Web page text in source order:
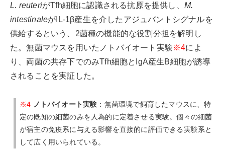
L. reuteriがTfh細胞に認識される抗原を提供し、 M.
intestinaleがIL-1β産生を介したアジュバントシグナルを
供給するという、2菌種の機能的な役割分担を解明し
た。無菌マウスを用いたノトバイオート実験※4によ
り、両菌の共存下でのみTfh細胞とIgA産生B細胞が誘導
されることを実証した。
※4 ノトバイオート実験 ：無菌環境で飼育したマウスに、特
定の既知の細菌のみを人為的に定着させる実験。個々の細菌
が宿主の免疫系に与える影響を直接的に評価できる実験系と
して広く用いられている。